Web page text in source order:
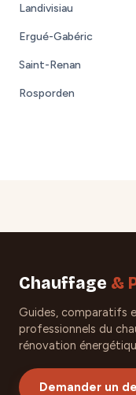
Landivisiau
Ergué-Gabéric
Saint-Renan
Rosporden
Chauffage &
Guides, comparatifs
professionnels du
rénovation
Demander un